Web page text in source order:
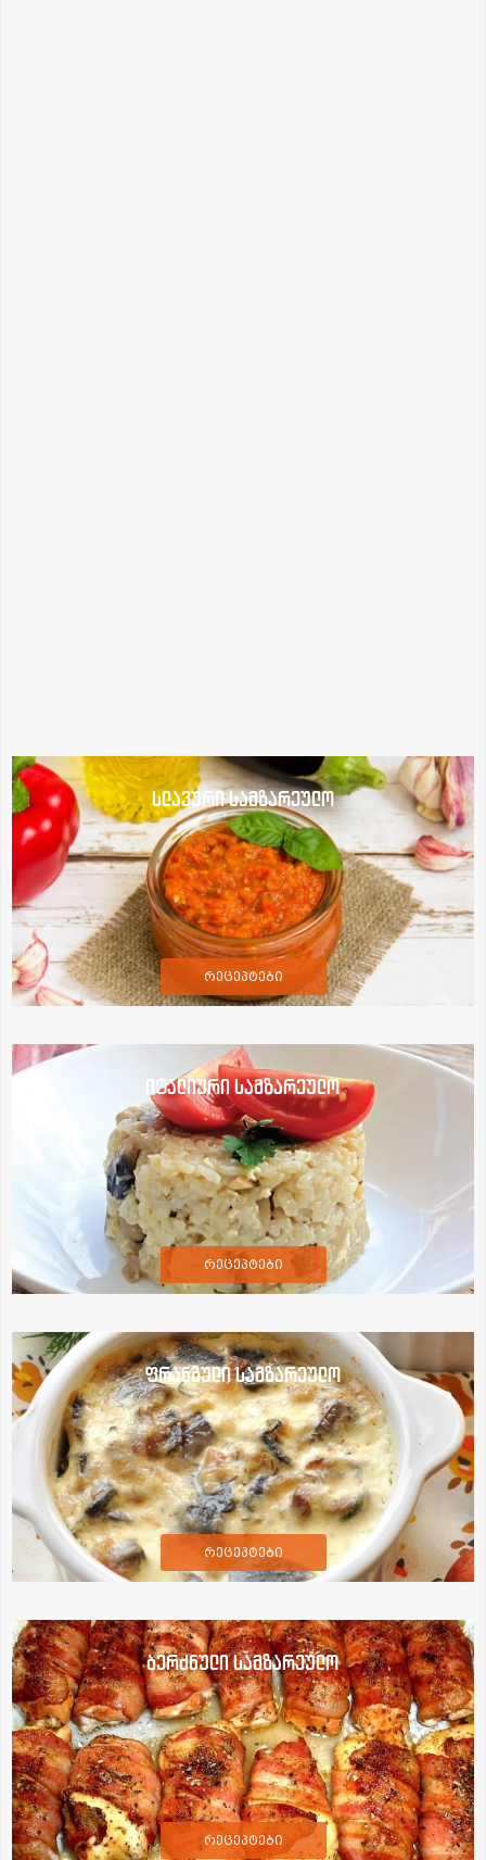
სლავური სამზარეულო
რეცეპტები
იტალიური სამზარეულო
რეცეპტები
ფრანგული სამზარეულო
რეცეპტები
ბერძნული სამზარეულო
რეცეპტები